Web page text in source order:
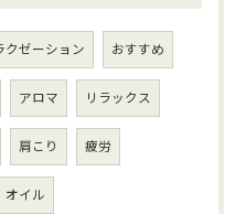
クゼーション おすすめ
アロマ リラックス
肩こり 疲労
オイル